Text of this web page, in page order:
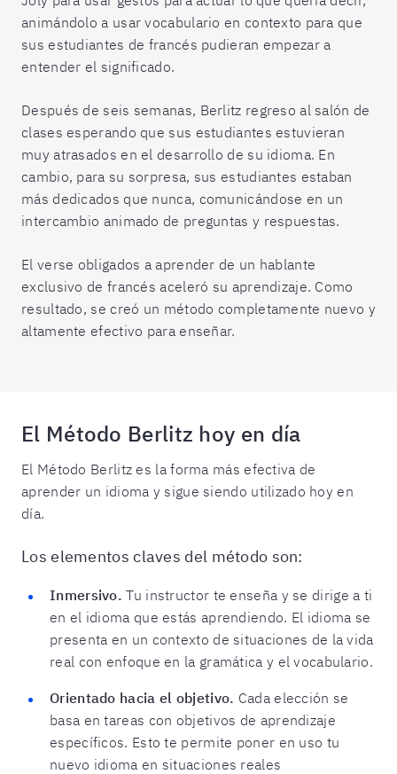
animándolo a usar vocabulario en contexto para que
sus estudiantes de francés pudieran empezar a
entender el significado.
Después de seis semanas, Berlitz regreso al salón de
clases esperando que sus estudiantes estuvieran
muy atrasados en el desarrollo de su idioma. En
cambio, para su sorpresa, sus estudiantes estaban
más dedicados que nunca, comunicándose en un
intercambio animado de preguntas y respuestas.
El verse obligados a aprender de un hablante
exclusivo de francés aceleró su aprendizaje. Como
resultado, se creó un método completamente nuevo y
altamente efectivo para enseñar.
El Método Berlitz hoy en día
El Método Berlitz es la forma más efectiva de
aprender un idioma y sigue siendo utilizado hoy en
día.
Los elementos claves del método son:
Inmersivo. Tu instructor te enseña y se dirige a ti
en el idioma que estás aprendiendo. El idioma se
presenta en un contexto de situaciones de la vida
real con enfoque en la gramática y el vocabulario.
Orientado hacia el objetivo. Cada elección se
basa en tareas con objetivos de aprendizaje
específicos. Esto te permite poner en uso tu
nuevo idioma en situaciones reales